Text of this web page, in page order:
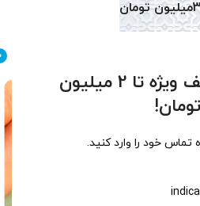
دریافت تخفیف ویژه تا 2 میلیون
تومان!
خود را وارد کنید.